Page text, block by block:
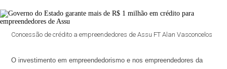
Concessão de crédito a empreendedores de Assu FT Alan Vasconcelos
O investimento em empreendedorismo e nos empreendedores da